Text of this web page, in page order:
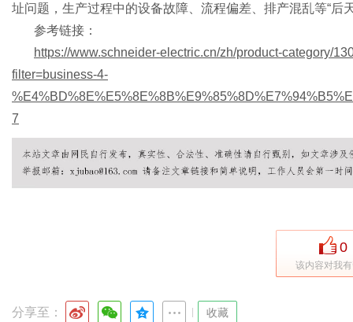
址问题，生产过程中的设备故障、流程偏差、排产混乱等“后
参考链接：
https://www.schneider-electric.cn/zh/product-category/
filter=business-4-
7
0
该内容对我
分享至： 收藏